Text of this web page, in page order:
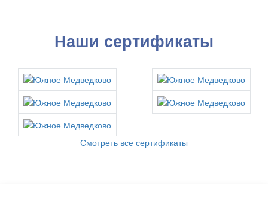
Наши сертификаты
Смотреть все сертификаты